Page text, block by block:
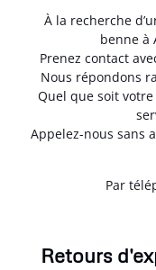
À la recherche
benne à
Prenez contact
Nous répondons
Quel que soit
Appelez-nous sans
Par
Retours